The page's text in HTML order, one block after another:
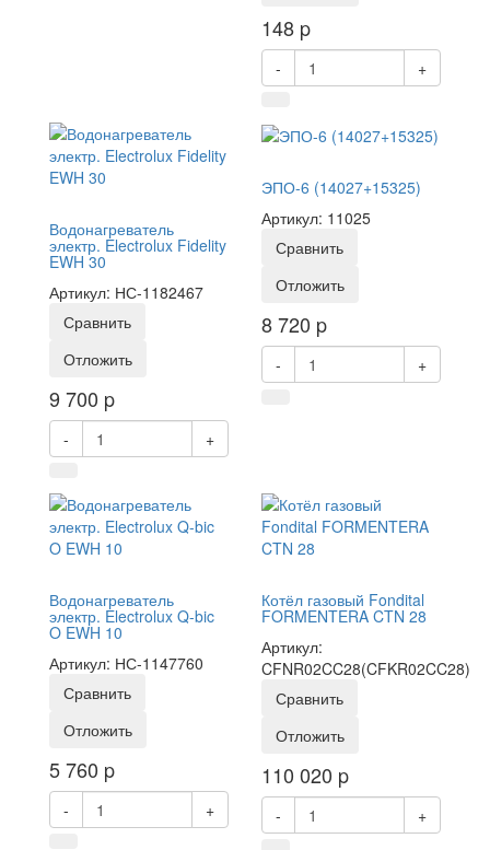
148 p
- +
Водонагреватель
электр. Electrolux Fidelity
EWH 30
Артикул: НС-1182467
Сравнить
Отложить
9 700 p
- +
ЭПО-6 (14027+15325)
Артикул: 11025
Сравнить
Отложить
8 720 p
- +
Водонагреватель
электр. Electrolux Q-bic
O EWH 10
Артикул: НС-1147760
Сравнить
Отложить
5 760 p
- +
Котёл газовый Fondital
FORMENTERA CTN 28
Артикул:
CFNR02CC28(CFKR02CC28)
Сравнить
Отложить
110 020 p
- +